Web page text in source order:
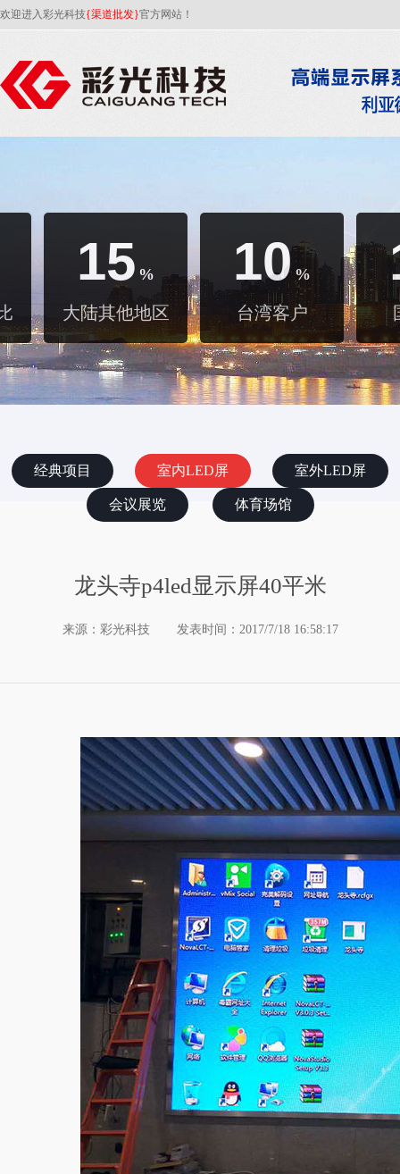
欢迎进入彩光科技{渠道批发}官方网站！
15 %
大陆其他地区
10 %
台湾客户
经典项目 室内LED屏 室外LED屏
会议展览 体育场馆
龙头寺p4led显示屏40平米
来源：彩光科技 发表时间：2017/7/18 16:58:17